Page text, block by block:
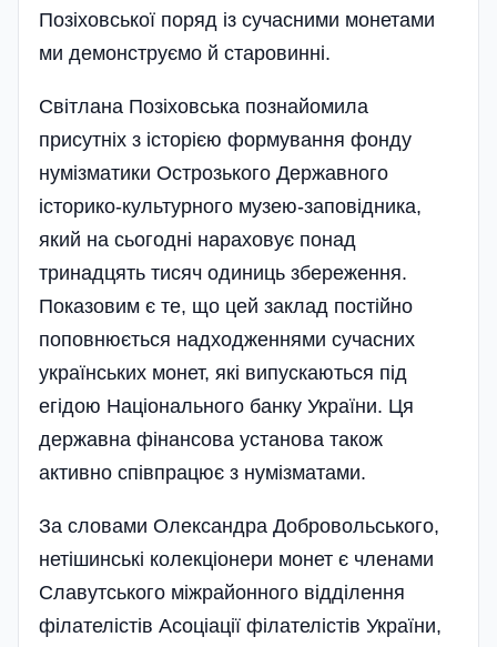
Позіховської поряд із сучасними монетами
ми демонструємо й старовинні.
Світлана Позіховська познайомила
присутніх з історією формування фонду
нумізматики Острозького Державного
історико-культурного музею-заповідника,
який на сьогодні нараховує понад
тринадцять тисяч одиниць збереження.
Показовим є те, що цей заклад постійно
поповнюється надходженнями сучасних
українських монет, які випускаються під
егідою Національного банку України. Ця
державна фінансова установа також
активно співпрацює з нумізматами.
За словами Олександра Добровольського,
нетішинські колекціонери монет є членами
Славутського міжрайонного відділення
філателістів Асоціації філателістів України,